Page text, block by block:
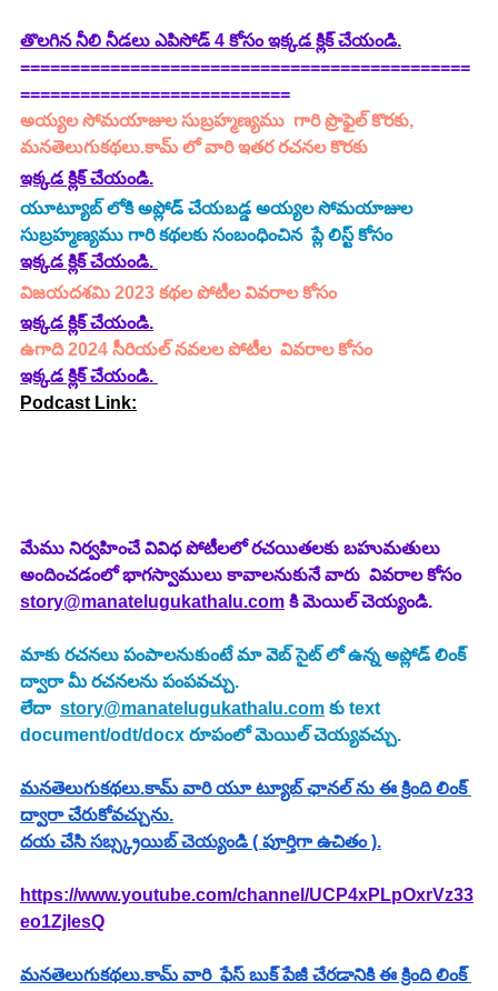
తొలగిన నీలి నీడలు ఎపిసోడ్ 4 కోసం ఇక్కడ క్లిక్ చేయండి.
=============================================
===========================
అయ్యల సోమయాజుల సుబ్రహ్మణ్యము  గారి ప్రొఫైల్ కొరకు,
మనతెలుగుకథలు.కామ్ లో వారి ఇతర రచనల కొరకు
ఇక్కడ క్లిక్ చేయండి.
యూట్యూబ్ లోకి అప్లోడ్ చేయబడ్డ అయ్యల సోమయాజుల
సుబ్రహ్మణ్యము గారి కథలకు సంబంధించిన  ప్లే లిస్ట్ కోసం
ఇక్కడ క్లిక్ చేయండి.
విజయదశమి 2023 కథల పోటీల వివరాల కోసం
ఇక్కడ క్లిక్ చేయండి.
ఉగాది 2024 సీరియల్ నవలల పోటీల  వివరాల కోసం
ఇక్కడ క్లిక్ చేయండి.
Podcast Link:
మేము నిర్వహించే వివిధ పోటీలలో రచయితలకు బహుమతులు
అందించడంలో భాగస్వాములు కావాలనుకునే వారు  వివరాల కోసం
story@manatelugukathalu.com కి మెయిల్ చెయ్యండి.
మాకు రచనలు పంపాలనుకుంటే మా వెబ్ సైట్ లో ఉన్న అప్లోడ్ లింక్
ద్వారా మీ రచనలను పంపవచ్చు.
లేదా story@manatelugukathalu.com కు text
document/odt/docx రూపంలో మెయిల్ చెయ్యవచ్చు.
మనతెలుగుకథలు.కామ్ వారి యూ ట్యూబ్ ఛానల్ ను ఈ క్రింది లింక్
ద్వారా చేరుకోవచ్చును.
దయ చేసి సబ్స్క్రయిబ్ చెయ్యండి ( పూర్తిగా ఉచితం ).
https://www.youtube.com/channel/UCP4xPLpOxrVz33
eo1ZjlesQ
మనతెలుగుకథలు.కామ్ వారి  ఫేస్ బుక్ పేజీ చేరడానికి ఈ క్రింది లింక్